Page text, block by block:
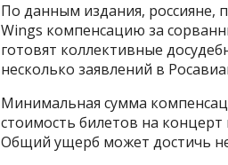
По данным издания, россияне,
Wings компенсацию за
готовят коллективные
несколько заявлений в
Минимальная сумма
стоимость билетов на
Общий ущерб может достичь